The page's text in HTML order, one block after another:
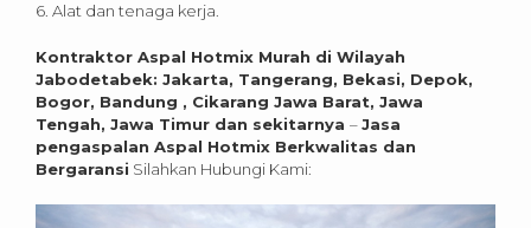
6. Alat dan tenaga kerja.
Kontraktor Aspal Hotmix Murah di Wilayah
Jabodetabek: Jakarta, Tangerang, Bekasi, Depok,
Bogor, Bandung , Cikarang Jawa Barat, Jawa
Tengah, Jawa Timur dan sekitarnya –Jasa
pengaspalan Aspal Hotmix Berkwalitas dan
Bergaransi Silahkan Hubungi Kami: